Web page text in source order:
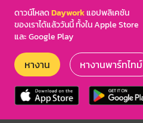
ดาวน์โหลดDayworkแอปพลิเคชัน
ของเราได้แล้ววันนี้ ทั้งใน Apple Store
และ Google Play
หางาน หางานพาร์ทไทม์